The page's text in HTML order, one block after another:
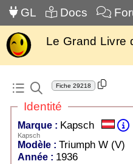
GL Docs
Le Grand Livre
Fiche 29218
Identité
Marque : Kapsch
Kapsch
Modèle : Triumph W (V)
Année : 1936